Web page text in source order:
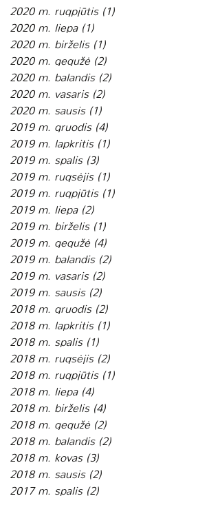
2020 m. rugpjūtis
(1)
2020 m. liepa
(1)
2020 m. birželis
(1)
2020 m. gegužė
(2)
2020 m. balandis
(2)
2020 m. vasaris
(2)
2020 m. sausis
(1)
2019 m. gruodis
(4)
2019 m. lapkritis
(1)
2019 m. spalis
(3)
2019 m. rugsėjis
(1)
2019 m. rugpjūtis
(1)
2019 m. liepa
(2)
2019 m. birželis
(1)
2019 m. gegužė
(4)
2019 m. balandis
(2)
2019 m. vasaris
(2)
2019 m. sausis
(2)
2018 m. gruodis
(2)
2018 m. lapkritis
(1)
2018 m. spalis
(1)
2018 m. rugsėjis
(2)
2018 m. rugpjūtis
(1)
2018 m. liepa
(4)
2018 m. birželis
(4)
2018 m. gegužė
(2)
2018 m. balandis
(2)
2018 m. kovas
(3)
2018 m. sausis
(2)
2017 m. spalis
(2)